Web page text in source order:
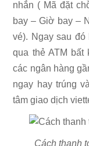
nhắn ( Mã đặt
bay – Giờ bay –
vé). Ngay sau đó
qua thẻ ATM bất
các ngân hàng
ngay hay trúng
tâm giao dịch
Cách thanh